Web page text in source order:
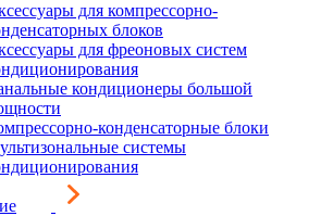
для компрессорно-
блоков
для фреоновых систем
кондиционеры большой
конденсаторные блоки
системы